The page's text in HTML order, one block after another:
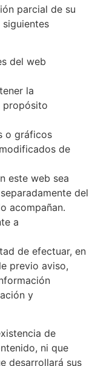
parcial de su
del web
la
propósito
o gráficos
de
este web sea
del
acompañan.
a
de efectuar, en
previo aviso,
y
de
ni que
desarrollará sus